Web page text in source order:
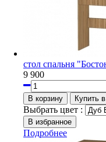
стол спальня
9 900
Выбрать цвет :
Подробнее